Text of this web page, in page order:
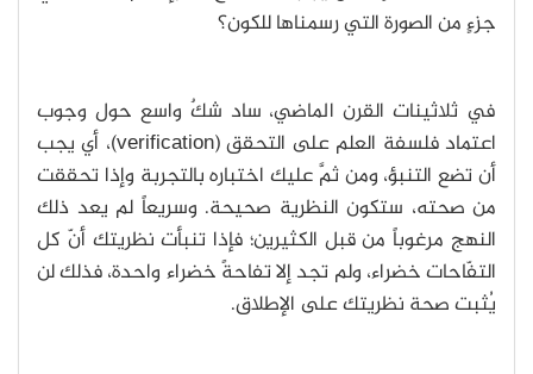
جزءٍ من الصورة التي رسمناها للكون؟
في ثلاثينات القرن الماضي، ساد شكٌ واسع حول وجوب
اعتماد فلسفة العلم على التحقق (verification)، أي يجب
أن تضع التنبؤ، ومن ثمَّ عليك اختباره بالتجربة وإذا تحققت
من صحته، ستكون النظرية صحيحة. وسريعاً لم يعد ذلك
النهج مرغوباً من قبل الكثيرين؛ فإذا تنبأت نظريتك أنّ كل
التفّاحات خضراء، ولم تجد إلا تفاحةً خضراء واحدة، فذلك لن
يُثبت صحة نظريتك على الإطلاق.